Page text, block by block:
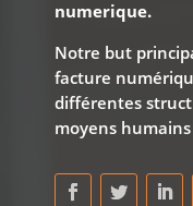
numerique.
Notre but
facture
différentes
moyens